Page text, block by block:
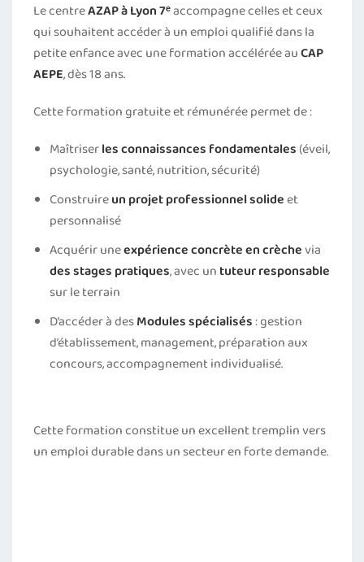
Le centreAZAP à Lyon 7ᵉaccompagne celles et ceux
qui souhaitent accéder à un emploi qualifié dans la
petite enfance avec une formation accélérée auCAP
AEPE, dès 18 ans.
Cette formation gratuite et rémunérée permet de :
Maîtriserles connaissances fondamentales (éveil,
psychologie, santé, nutrition, sécurité)
Construireun projet professionnel solideet
personnalisé
Acquérir uneexpérience concrète en crèchevia
des stages pratiques, avec un tuteur responsable
sur le terrain
D’accéder à desModules spécialisés: gestion
d’établissement, management, préparation aux
concours, accompagnement individualisé.
Cette formation constitue un excellent tremplin vers
un emploi durable dans un secteur en forte demande.